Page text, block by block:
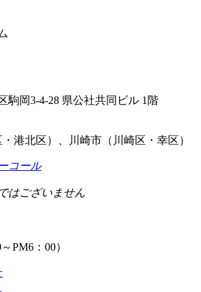
駒岡3-4-28 県公社共同ビル 1階
港北区）、川崎市（川崎区・幸区）
コール
はございません
PM6：00）